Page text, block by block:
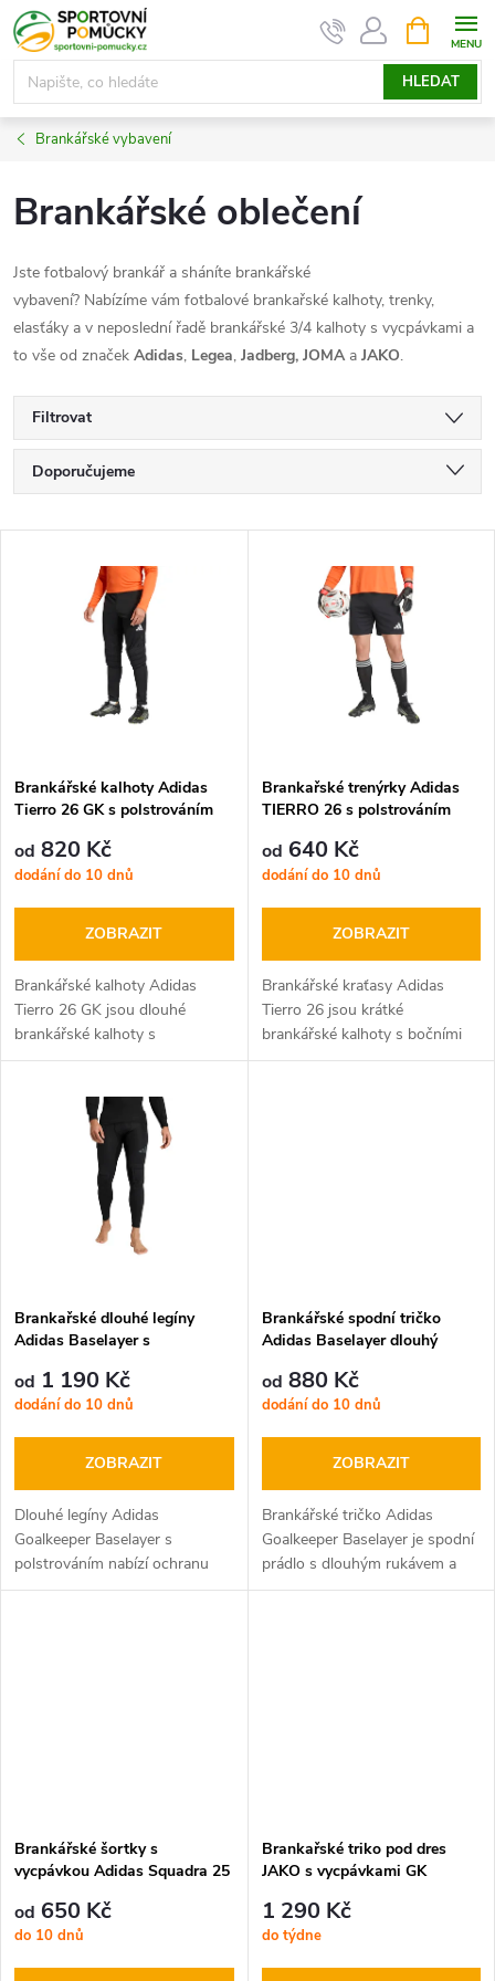
Přejít
na
obsah
HLEDAT
NÁKUPNÍ
KOŠÍK
Brankářské vybavení
Brankářské oblečení
Jste fotbalový brankář a sháníte brankářské
vybavení? Nabízíme vám fotbalové brankařské kalhoty, trenky,
elasťáky a v neposlední řadě brankářské 3/4 kalhoty s vycpávkami a
to vše od značek Adidas, Legea, Jadberg, JOMAa JAKO.
Filtrovat
Ř
a
p
r
o
d
u
Doporučujeme
Nejprodávanější
s
p
r
d
u
Brankářské kalhoty Adidas
Tierro 26 GK s polstrováním
od 820 Kč
dodání do 10 dnů
ZOBRAZIT
Brankářské kalhoty Adidas
Tierro 26 GK jsou dlouhé
brankářské kalhoty s
polstrováním. Tyto brankářské
zvýšenou ochranu na tvrdém
Brankařské trenýrky Adidas
TIERRO 26 s polstrováním
od 640 Kč
dodání do 10 dnů
ZOBRAZIT
Brankářské kraťasy Adidas
Tierro 26 jsou krátké
brankářské kalhoty s bočními
vycpávkami.
Brankařské dlouhé legíny
Adidas Baselayer s
od 1 190 Kč
dodání do 10 dnů
ZOBRAZIT
Dlouhé legíny Adidas
Goalkeeper Baselayer s
polstrováním nabízí ochranu
proti pádům. Vhodné pro děti i
Brankářské spodní tričko
Adidas Baselayer dlouhý
od 880 Kč
dodání do 10 dnů
ZOBRAZIT
Brankářské tričko Adidas
Goalkeeper Baselayer je spodní
prádlo s dlouhým rukávem a
výstelkou. Toto vyztužené
Brankářské šortky s
vycpávkou Adidas Squadra 25
od 650 Kč
do 10 dnů
Brankařské triko pod dres
JAKO s vycpávkami GK
1 290 Kč
do týdne